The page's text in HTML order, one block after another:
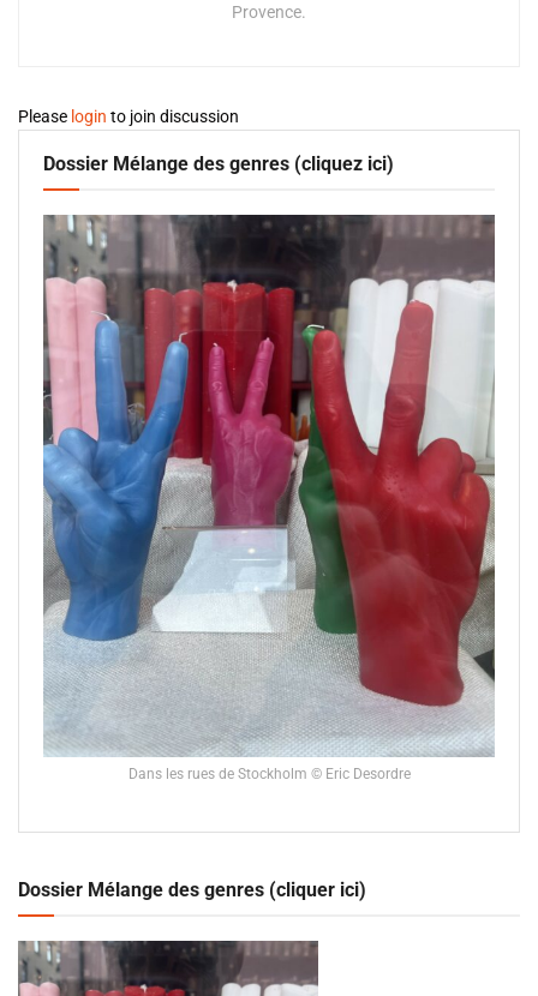
Provence.
Please login to join discussion
Dossier Mélange des genres (cliquez ici)
Dans les rues de Stockholm © Eric Desordre
Dossier Mélange des genres (cliquer ici)